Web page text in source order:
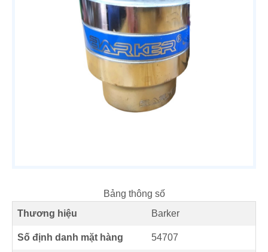
Bảng thông số
Thương hiệu
Barker
Số định danh mặt hàng 54707